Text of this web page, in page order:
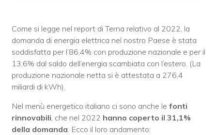
Come si legge nel report di Terna relativo al 2022, la
domanda di energia elettrica nel nostro Paese è stata
soddisfatta per l’86,4% con produzione nazionale e per il
13,6% dal saldo dell’energia scambiata con l’estero. (La
produzione nazionale netta si è attestata a 276,4
miliardi di kWh).
Nel menù energetico italiano ci sono anche le fonti
rinnovabili, che nel 2022 hanno coperto il 31,1%
della domanda. Ecco il loro andamento: